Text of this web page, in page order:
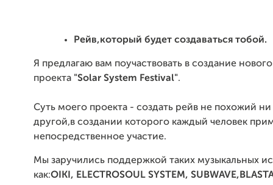
Рейв,который будет создаваться тобой.
Я предлагаю вам поучаствовать в создание
проекта "Solar System Festival".
Суть моего проекта - создать рейв не похожий
другой,в создании которого каждый человек
непосредственное участие.
Мы заручились поддержкой таких музыкальных
как:OIKI, ELECTROSOUL SYSTEM,